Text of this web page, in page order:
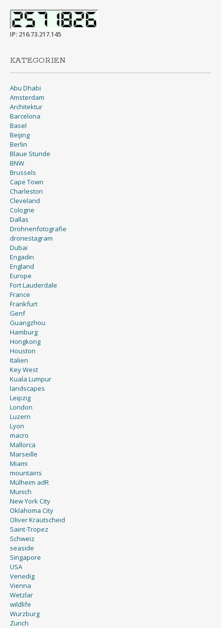
IP: 216.73.217.145
KATEGORIEN
Abu Dhabi
Amsterdam
Architektur
Barcelona
Basel
Beijing
Berlin
Blaue Stunde
BNW
Brussels
Cape Town
Charleston
Cleveland
Cologne
Dallas
Drohnenfotografie
dronestagram
Dubai
Engadin
England
Europe
Fort Lauderdale
France
Frankfurt
Genf
Guangzhou
Hamburg
Hongkong
Houston
Italien
Key West
Kuala Lumpur
landscapes
Leipzig
London
Luzern
Lyon
macro
Mallorca
Marseille
Miami
mountains
Mülheim adR
Munich
New York City
Oklahoma City
Oliver Krautscheid
Saint-Tropez
Schweiz
seaside
Singapore
USA
Venedig
Vienna
Wetzlar
wildlife
Wurzburg
Zurich